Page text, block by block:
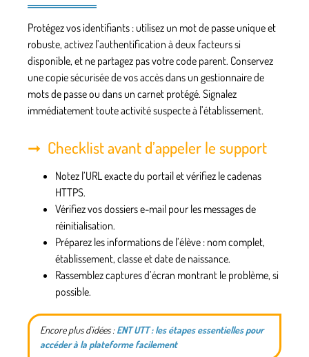
Protégez vos identifiants : utilisez un mot de passe unique et
robuste, activez l’authentification à deux facteurs si
disponible, et ne partagez pas votre code parent. Conservez
une copie sécurisée de vos accès dans un gestionnaire de
mots de passe ou dans un carnet protégé. Signalez
immédiatement toute activité suspecte à l’établissement.
Checklist avant d’appeler le support
Notez l’URL exacte du portail et vérifiez le cadenas
HTTPS.
Vérifiez vos dossiers e-mail pour les messages de
réinitialisation.
Préparez les informations de l’élève : nom complet,
établissement, classe et date de naissance.
Rassemblez captures d’écran montrant le problème, si
possible.
Encore plus d’idées :ENT UTT : les étapes essentielles pour
accéder à la plateforme facilement